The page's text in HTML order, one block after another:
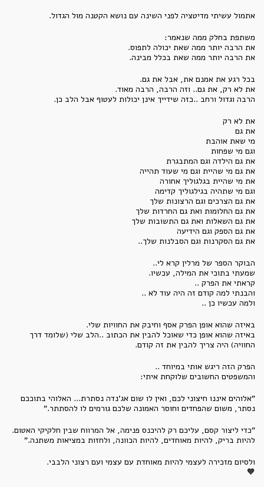
אתמול עשיתי מדיטציה לפני השינה עם נושא הקטנה מול הגדול.
משתפת בחלק ממה שנאמר:
את הרבה יותר ממה שאת יכולה לתפוס.
את הרבה יותר ממה שאת בכלל מבינה.
בכל רגע את אמנם את, אבל את גם.
את לא רק, את גם.. וזה הרבה, הרבה מאוד.
הרבה וגדול ורחב ..כזה שידייך אינן יכולות לעטוף אבל הלב כן.
את לא רק
את גם
מי שאת אוהבת
וגם מי שפחות
את גם הילדה וגם המתבגרת
את גם מי שהיית וגם מי שעוד תהייה
את מי שהיית בגלגוליך אחורה
וגם מי שתהיה בגילגוליך קדימה
את גם הצרכים וגם הרצונות שלך
את גם החלומות ואת גם החרדות שלך
את גם השאלות ואת גם התשובות שלך
את גם הספק וגם הידיעה
את גם הסקרנות וגם הסבלנות שלך..
הבוקר הספר של מרלין קרא לי..
שמעתי בתוכי את המילה, עכשיו.
קראתי את הפרק ..
והבנתי למה קודם זה היה עוד לא ..
ולמה עכשיו כן ..
באיזה שהוא אופן הפרק אסף וחיבק את החוויות שלי.
באיזה שהוא אופן כדי שאוכל להבין את הכתוב ..הלב שלי (שלומד דרך
החוויה) היה צריך להבין את זה קודם.
הפרק הזה ריגש אותי במיוחד ..
והמשפטים החשובים שלוקחת איתי:
"אלוהים איננו חיצוני לכם, ואין לו שום אג'נדה נסתרת... האלוהי בתוככם
נסתר, משום שהפחדים וחוסר האמונה שלכם גורמים לו להסתתר."
"כדי ליצור קסם, עליכם רק להיכנס פנימה, אל המרווח שבין חלקיקי האטום.
להיות בריק, להיות מאוחדים, להיות הכוונה, ולחזות במציאות משתנה."
ולסיום מזכירה לעצמי להיות מאוחדת עם עצמי ועם רצוני הלבבי.
🧡